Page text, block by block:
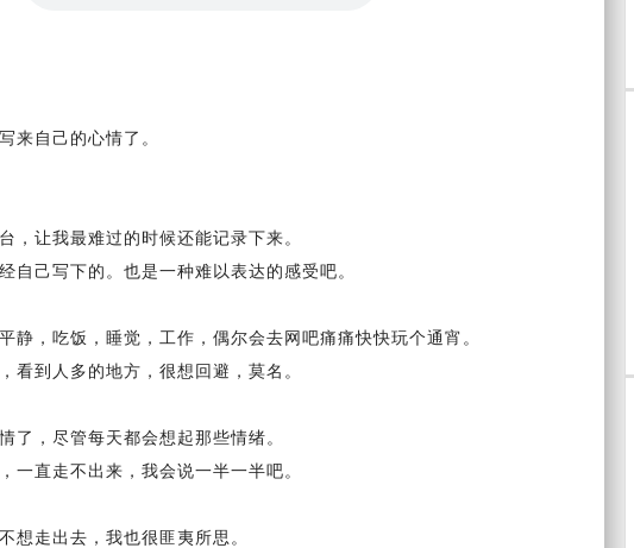
来自己的心情了。
，让我最难过的时候还能记录下来。
自己写下的。也是一种难以表达的感受吧。
静，吃饭，睡觉，工作，偶尔会去网吧痛痛快快玩个通宵。
看到人多的地方，很想回避，莫名。
了，尽管每天都会想起那些情绪。
，一直走不出来， 我会说一半一半吧。
想走出去，我也很匪夷所思。